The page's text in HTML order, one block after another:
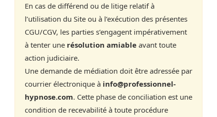
En cas de différend ou de litige relatif à
l’utilisation du Site ou à l’exécution des présentes
CGU/CGV, les parties s’engagent impérativement
à tenter une résolution amiable avant toute
action judiciaire.
Une demande de médiation doit être adressée par
courrier électronique à info@professionnel-
hypnose.com. Cette phase de conciliation est une
condition de recevabilité à toute procédure